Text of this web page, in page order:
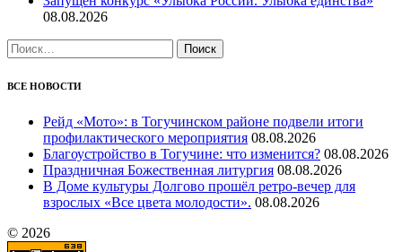
08.08.2026
Найти:
ВСЕ НОВОСТИ
Рейд «Мото»: в Тогучинском районе подвели итоги
профилактического мероприятия 08.08.2026
Благоустройство в Тогучине: что изменится? 08.08.2026
Праздничная Божественная литургия 08.08.2026
В Доме культуры Долгово прошёл ретро-вечер для
взрослых «Все цвета молодости». 08.08.2026
© 2026